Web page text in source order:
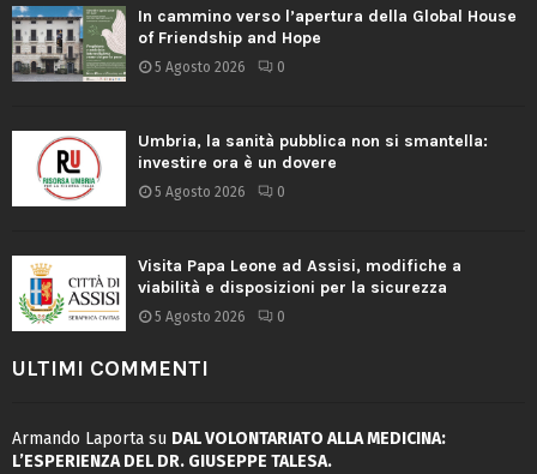
In cammino verso l’apertura della Global House
of Friendship and Hope
5 Agosto 2026 0
Umbria, la sanità pubblica non si smantella:
investire ora è un dovere
5 Agosto 2026 0
Visita Papa Leone ad Assisi, modifiche a
viabilità e disposizioni per la sicurezza
5 Agosto 2026 0
ULTIMI COMMENTI
Armando Laporta su DAL VOLONTARIATO ALLA MEDICINA:
L’ESPERIENZA DEL DR. GIUSEPPE TALESA.